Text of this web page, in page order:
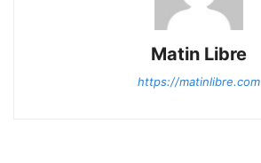
Matin Libre
https://matinlibre.com